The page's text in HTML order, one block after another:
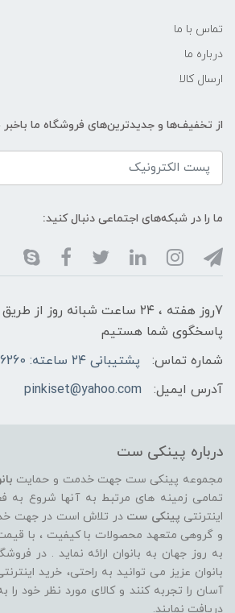
تماس با ما
درباره ما
ارسال کالا
از تخفیف‌ها و جدیدترین‌های فروشگاه ما
ما را در شبکه‌های اجتماعی دنبال کنید:
7روز هفته ، ۲۴ ساعت شبانه‌ روز
پاسخگوی شما هستیم
شماره تماس:
پشتیبانی ۲۴ ساعته: 09196726260
آدرس ایمیل:
pinkiset@yahoo.com
درباره پینکی ست
مجموعه پینکی ست جهت خدمت و حمایت
تمامی زمینه های مرتبط به آنها شروع به
اینترنتی پینکی ست در تلاش است در جهت
و گروهی متعهد محصولات با کیفیت ، با
به روز جهان به بانوان ارائه نماید . در
بانوان عزیز می توانيد به راحتی، خرید
آسان را تجربه کنند و کالای مورد نظر خود را
دریافت نمایند.